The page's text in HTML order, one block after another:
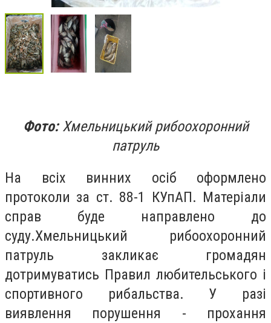
Фото:Хмельницький рибоохоронний
патруль
На всіх винних осіб оформлено
протоколи за ст. 88-1 КУпАП. Матеріали
справ буде направлено до
суду.Хмельницький рибоохоронний
патруль закликає громадян
дотримуватись Правил любительського і
спортивного рибальства. У разі
виявлення порушення - прохання